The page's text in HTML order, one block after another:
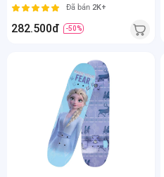
Đã bán 2K+
282.500đ -50%